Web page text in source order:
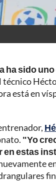
ha sido
técnico
está en
"Yo
estas